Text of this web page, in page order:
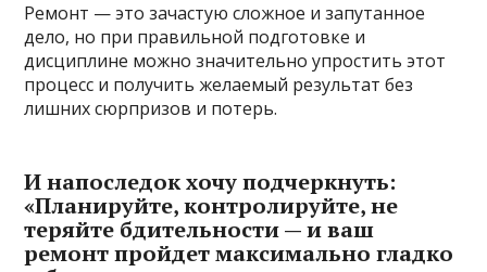
Ремонт — это зачастую сложное и запутанное
дело, но при правильной подготовке и
дисциплине можно значительно упростить этот
процесс и получить желаемый результат без
лишних сюрпризов и потерь.
И напоследок хочу подчеркнуть:
«Планируйте, контролируйте, не
теряйте бдительности — и ваш
ремонт пройдет максимально гладко